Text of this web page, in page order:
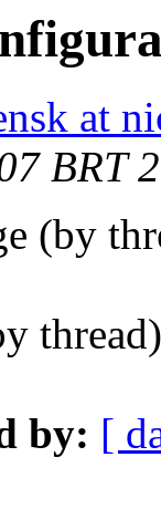
at
BRT
(by
by: [